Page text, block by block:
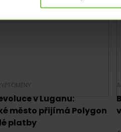
v Luganu:
město přijímá Polygon
platby